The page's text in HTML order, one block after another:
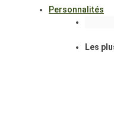
Personnalités
Les